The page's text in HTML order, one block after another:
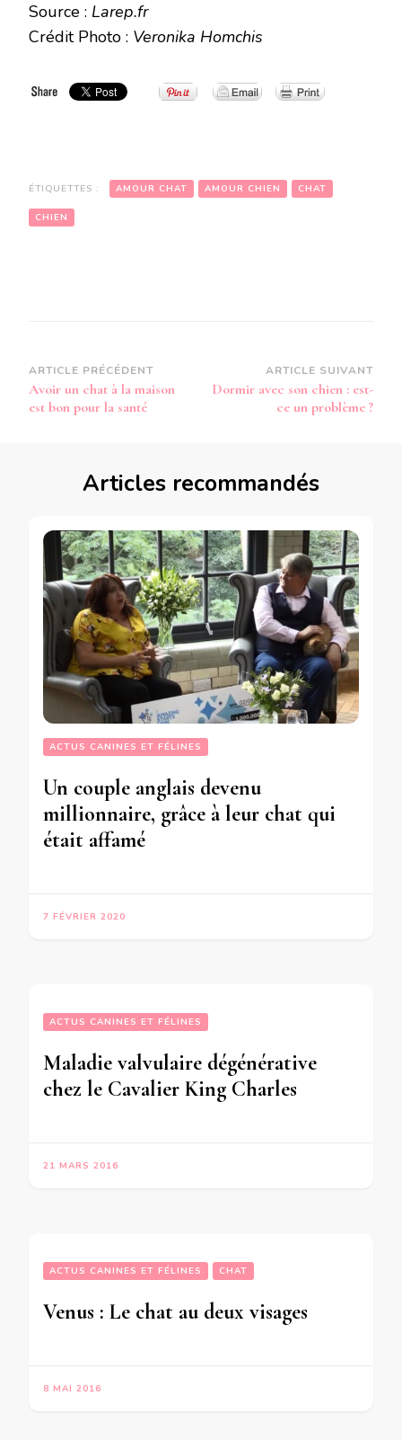
Source : Larep.fr
Crédit Photo : Veronika Homchis
ÉTIQUETTES : AMOUR CHAT AMOUR CHIEN CHAT
CHIEN
Navigation
d’article
ARTICLE PRÉCÉDENT
Avoir un chat à la maison
est bon pour la santé
ARTICLE SUIVANT
Dormir avec son chien : est-
ce un problème ?
Articles recommandés
ACTUS CANINES ET FÉLINES
Un couple anglais devenu
millionnaire, grâce à leur chat qui
était affamé
7 FÉVRIER 2020
ACTUS CANINES ET FÉLINES
Maladie valvulaire dégénérative
chez le Cavalier King Charles
21 MARS 2016
ACTUS CANINES ET FÉLINES CHAT
Venus : Le chat au deux visages
8 MAI 2016